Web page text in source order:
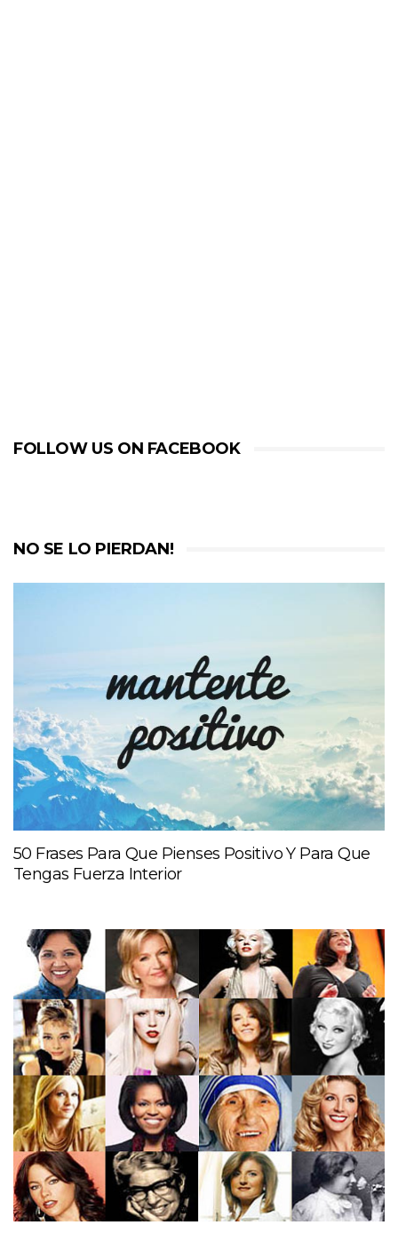
FOLLOW US ON FACEBOOK
NO SE LO PIERDAN!
50 Frases Para Que Pienses Positivo Y Para Que
Tengas Fuerza Interior